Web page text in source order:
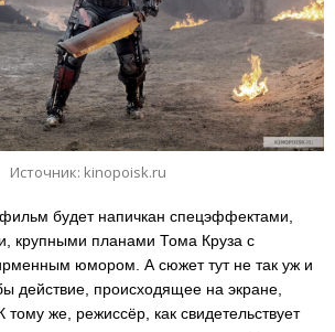
Источник: kinopoisk.ru
будет напичкан спецэффектами,
крупными планами Тома Круза с
юмором. А сюжет тут не так уж и
действие, происходящее на экране,
тому же, режиссёр, как свидетельствует